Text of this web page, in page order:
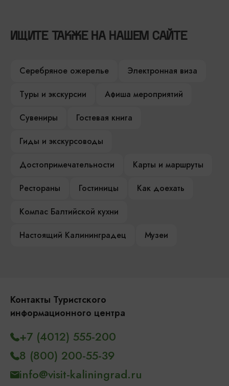
ИЩИТЕ ТАКЖЕ НА НАШЕМ САЙТЕ
Серебряное ожерелье
Электронная виза
Туры и экскурсии
Афиша мероприятий
Сувениры
Гостевая книга
Гиды и экскурсоводы
Достопримечательности
Карты и маршруты
Рестораны
Гостиницы
Как доехать
Компас Балтийской кухни
Настоящий Калининградец
Музеи
Контакты Туристского
информационного центра
+7 (4012) 555-200
8 (800) 200-55-39
info@visit-kaliningrad.ru